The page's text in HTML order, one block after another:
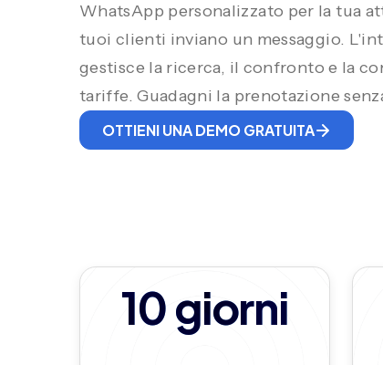
WhatsApp personalizzato per la tua
tuoi clienti inviano un messaggio.
gestisce la ricerca, il confronto e la
tariffe. Guadagni la prenotazione
OTTIENI UNA DEMO GRATUITA
10 giorni